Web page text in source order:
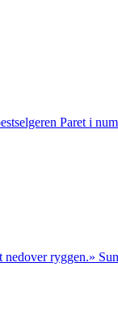
Paret i
ryggen.»